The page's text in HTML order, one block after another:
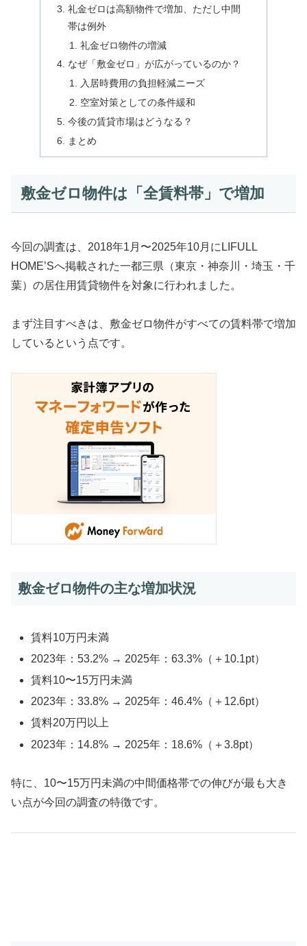
礼金ゼロは高額物件で増加、ただし中間
帯は例外
礼金ゼロ物件の増減
なぜ「敷金ゼロ」が広がっているのか？
入居時費用の負担軽減ニーズ
空室対策としての条件緩和
今後の賃貸市場はどうなる？
まとめ
敷金ゼロ物件は「全賃料帯」で増加
今回の調査は、2018年1月〜2025年10月にLIFULL
HOME’Sへ掲載された一都三県（東京・神奈川・埼玉・千
葉）の居住用賃貸物件を対象に行われました。
まず注目すべきは、敷金ゼロ物件がすべての賃料帯で増加
しているという点です。
敷金ゼロ物件の主な増加状況
賃料10万円未満
2023年：53.2% → 2025年：63.3%（＋10.1pt）
賃料10〜15万円未満
2023年：33.8% → 2025年：46.4%（＋12.6pt）
賃料20万円以上
2023年：14.8% → 2025年：18.6%（＋3.8pt）
特に、10〜15万円未満の中間価格帯での伸びが最も大き
い点が今回の調査の特徴です。